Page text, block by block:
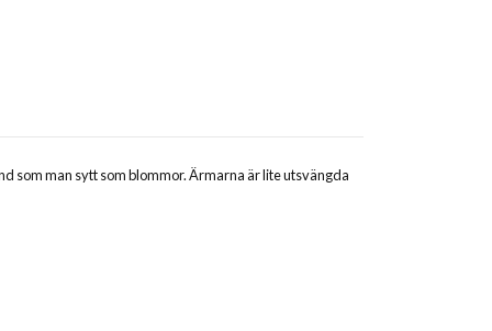
som man sytt som blommor. Ärmarna är lite utsvängda